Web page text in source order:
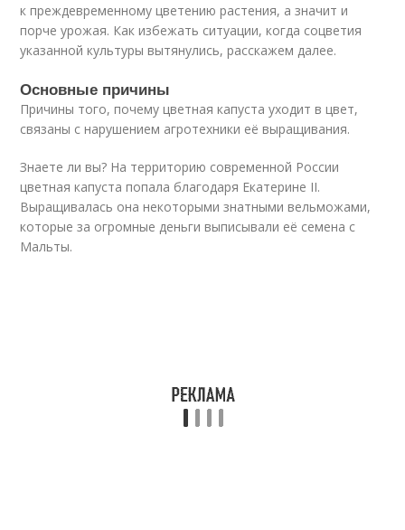
к преждевременному цветению растения, а значит и
порче урожая. Как избежать ситуации, когда соцветия
указанной культуры вытянулись, расскажем далее.
Основные причины
Причины того, почему цветная капуста уходит в цвет,
связаны с нарушением агротехники её выращивания.
Знаете ли вы? На территорию современной России
цветная капуста попала благодаря Екатерине II.
Выращивалась она некоторыми знатными вельможами,
которые за огромные деньги выписывали её семена с
Мальты.